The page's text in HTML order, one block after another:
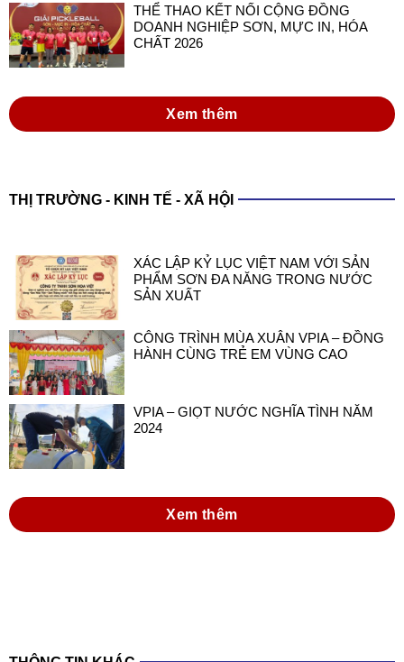
THỂ THAO KẾT NỐI CỘNG ĐỒNG
DOANH NGHIỆP SƠN, MỰC IN, HÓA
CHẤT 2026
Xem thêm
THỊ TRƯỜNG - KINH TẾ - XÃ HỘI
XÁC LẬP KỶ LỤC VIỆT NAM VỚI SẢN
PHẨM SƠN ĐA NĂNG TRONG NƯỚC
SẢN XUẤT
CÔNG TRÌNH MÙA XUÂN VPIA – ĐỒNG
HÀNH CÙNG TRẺ EM VÙNG CAO
VPIA – GIỌT NƯỚC NGHĨA TÌNH NĂM
2024
Xem thêm